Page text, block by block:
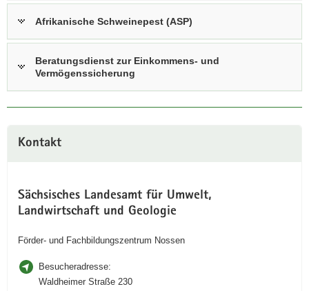
Afrikanische Schweinepest (ASP)
Beratungsdienst zur Einkommens- und
Vermögenssicherung
Kontakt
Sächsisches Landesamt für Umwelt,
Landwirtschaft und Geologie
Förder- und Fachbildungszentrum Nossen
Besucheradresse:
Waldheimer Straße 230